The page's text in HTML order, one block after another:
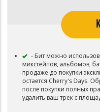
- Бит можно
микстейпов, альбомов,
продаже до покупки
остается Cherry's Days.
после покупки полных
удалить ваш трек с